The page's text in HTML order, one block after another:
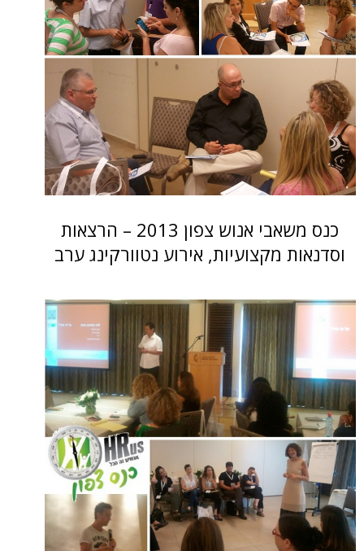
כנס משאבי אנוש צפון 2013 – הרצאות
מקצועיות, אירוע נטוורקינג ערב